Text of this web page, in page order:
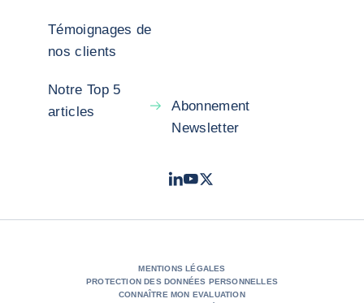
Témoignages de
nos clients
Notre Top 5
articles
Abonnement
Newsletter
LinkedIn
Youtube
X - Twitter
MENTIONS LÉGALES
PROTECTION DES DONNÉES PERSONNELLES
CONNAÎTRE MON EVALUATION